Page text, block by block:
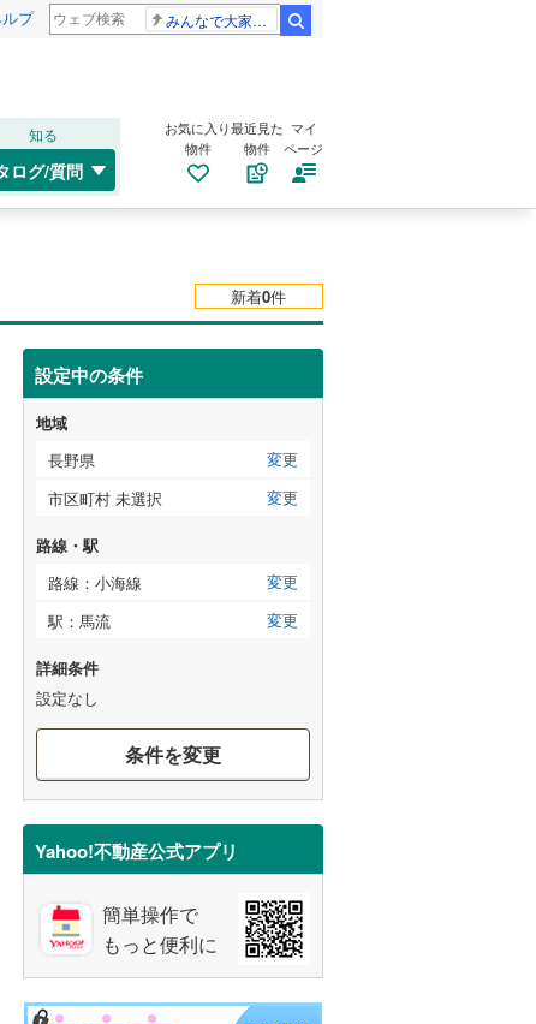
プ みんなで大家さん 2881億円
知る
ログ/質問
お気に入り
物件
最近見た
物件
マイ
ページ
新着0件
設定中の条件
地域
長野県
変更
市区町村 未選択
変更
路線・駅
路線：小海線
変更
駅：馬流
変更
詳細条件
設定なし
条件を変更
Yahoo!不動産公式アプリ
簡単操作で
もっと便利に